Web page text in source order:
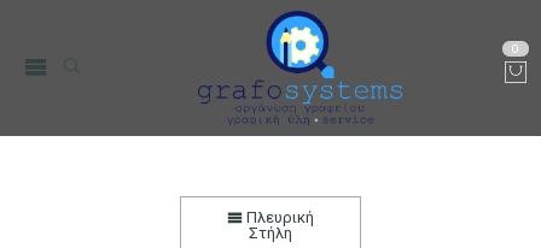
0
Καρφωτικά Χειρός
Πλευρική
Στήλη